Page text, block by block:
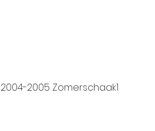
2004-2005 Zomerschaak1